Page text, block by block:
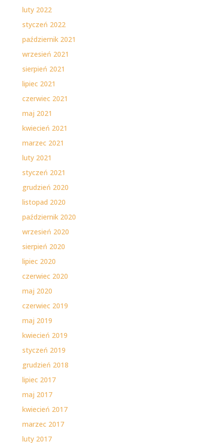
luty 2022
styczeń 2022
październik 2021
wrzesień 2021
sierpień 2021
lipiec 2021
czerwiec 2021
maj 2021
kwiecień 2021
marzec 2021
luty 2021
styczeń 2021
grudzień 2020
listopad 2020
październik 2020
wrzesień 2020
sierpień 2020
lipiec 2020
czerwiec 2020
maj 2020
czerwiec 2019
maj 2019
kwiecień 2019
styczeń 2019
grudzień 2018
lipiec 2017
maj 2017
kwiecień 2017
marzec 2017
luty 2017